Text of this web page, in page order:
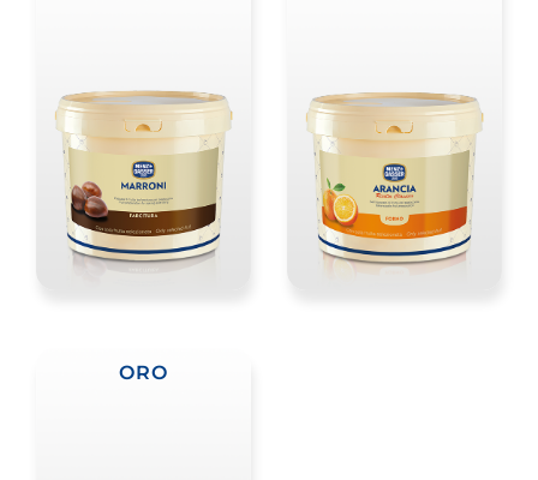
ORO